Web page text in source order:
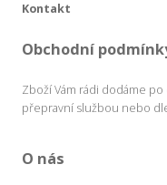
Kontakt
Obchodní
Zboží Vám rádi dodáme
přepravní službou nebo
O nás